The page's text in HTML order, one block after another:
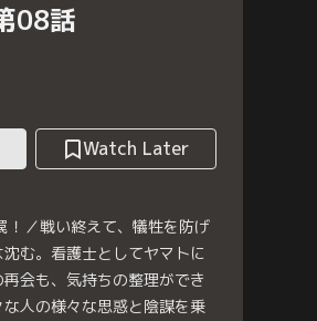
08話
Watch Later
！／戦い終えて、犠牲を防げ
む。看護士としてヤマトに
会も、気持ちの整理ができ
人の様々な思惑と陰謀を乗